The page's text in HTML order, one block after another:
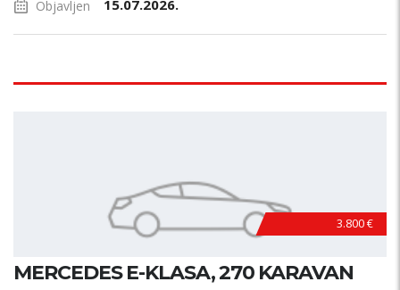
Objavljen 15.07.2026.
3.800 €
MERCEDES E-KLASA, 270 KARAVAN